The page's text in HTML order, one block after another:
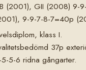
(2001), GII (2008) 9-
9-9-7-8-7=40p
klass I.
37p
5-6 ridna gångarter.